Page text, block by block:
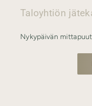
Taloyhtiön
Nykypäivän